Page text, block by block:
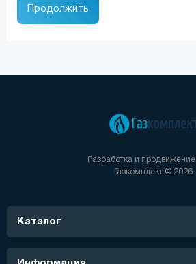
Продолжить
Разработка и продвижение
Газкомплект © 2026
Каталог